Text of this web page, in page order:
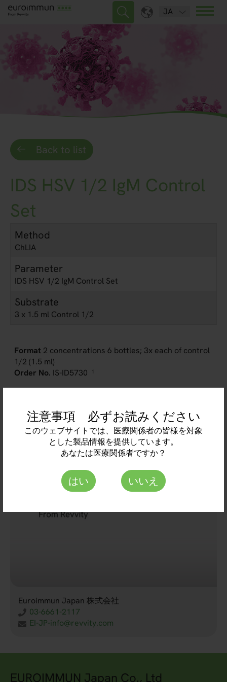
注意事項 必ずお読みください
このウェブサイトでは、医療関係者の皆様を対象
とした製品情報を提供しています。
あなたは医療関係者ですか？
はい いいえ
JA
Back to list
IDS HSV 1/2 IgM Control
Set
Method
ChLIA
Parameter
IDS HSV 1/2 IgM Control Set
Substrate
3 x 1.5 ml Control 1/2
2 concentrations 6 bottles; 3x each of control
1/2 (1.5 ml)
IS-ID5730
1
Euroimmun Japan 株式会社
03-6661-2117
EI-JP-info@revvity.com
EUROIMMUN Japan Co., Ltd